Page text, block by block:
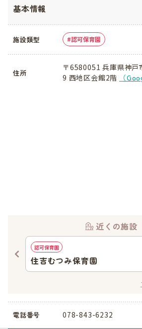
基本情報
施設類型 認可保育園
住所
〒6580051 兵庫県神
9 西地区会館2階
（
近くの施設
認可保育園
住吉むつみ保育園
電話番号 078-843-6232